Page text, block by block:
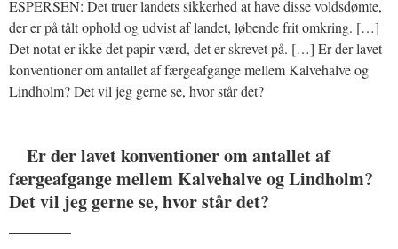
ESPERSEN: Det truer landets sikkerhed at have disse voldsdømte,
der er på tålt ophold og udvist af landet, løbende frit omkring. […]
Det notat er ikke det papir værd, det er skrevet på. […] Er der lavet
konventioner om antallet af færgeafgange mellem Kalvehalve og
Lindholm? Det vil jeg gerne se, hvor står det?
Er der lavet konventioner om antallet af
færgeafgange mellem Kalvehalve og Lindholm?
Det vil jeg gerne se, hvor står det?